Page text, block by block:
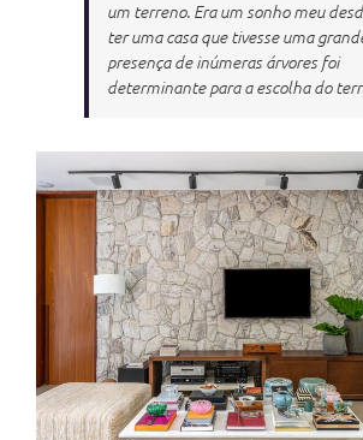
um terreno. Era um sonho meu
ter uma casa que tivesse uma
presença de inúmeras árvores foi
determinante para a escolha do